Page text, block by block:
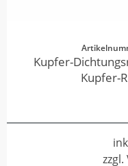
Kupfer-
Kupfer-